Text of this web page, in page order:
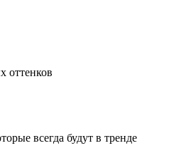
оттенков
всегда будут в тренде